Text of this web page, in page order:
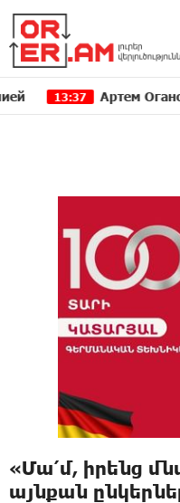
Оганов получил
«Մա՛մ, իրենց
այնքան